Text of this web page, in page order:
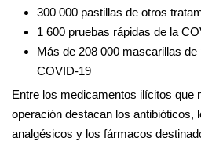
300 000 pastillas de otros
1 600 pruebas rápidas de la
Más de 208 000 mascarillas
COVID-19
Entre los medicamentos ilícitos que
operación destacan los antibióticos,
analgésicos y los fármacos